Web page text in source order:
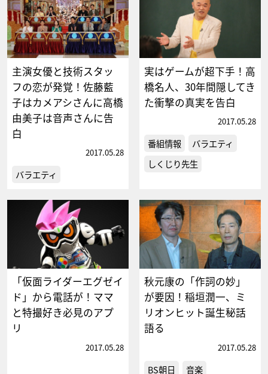
主演女優と技術スタッ
フの恋が発覚！佐藤藍
子はカメアシさんに高橋
由美子は音声さんに告
白
2017.05.28
バラエティ
実はゲームが超下手！高
橋名人、30年間隠してき
た衝撃の真実を告白
2017.05.28
番組情報
バラエティ
しくじり先生
「仮面ライダーエグゼイ
ド」から電話が！ママ
と特撮好き必見のアプ
リ
2017.05.28
秋元康の「作詞の妙」
が要因！稲垣潤一、ミ
リオンヒット誕生秘話
語る
2017.05.28
BS朝日 音楽